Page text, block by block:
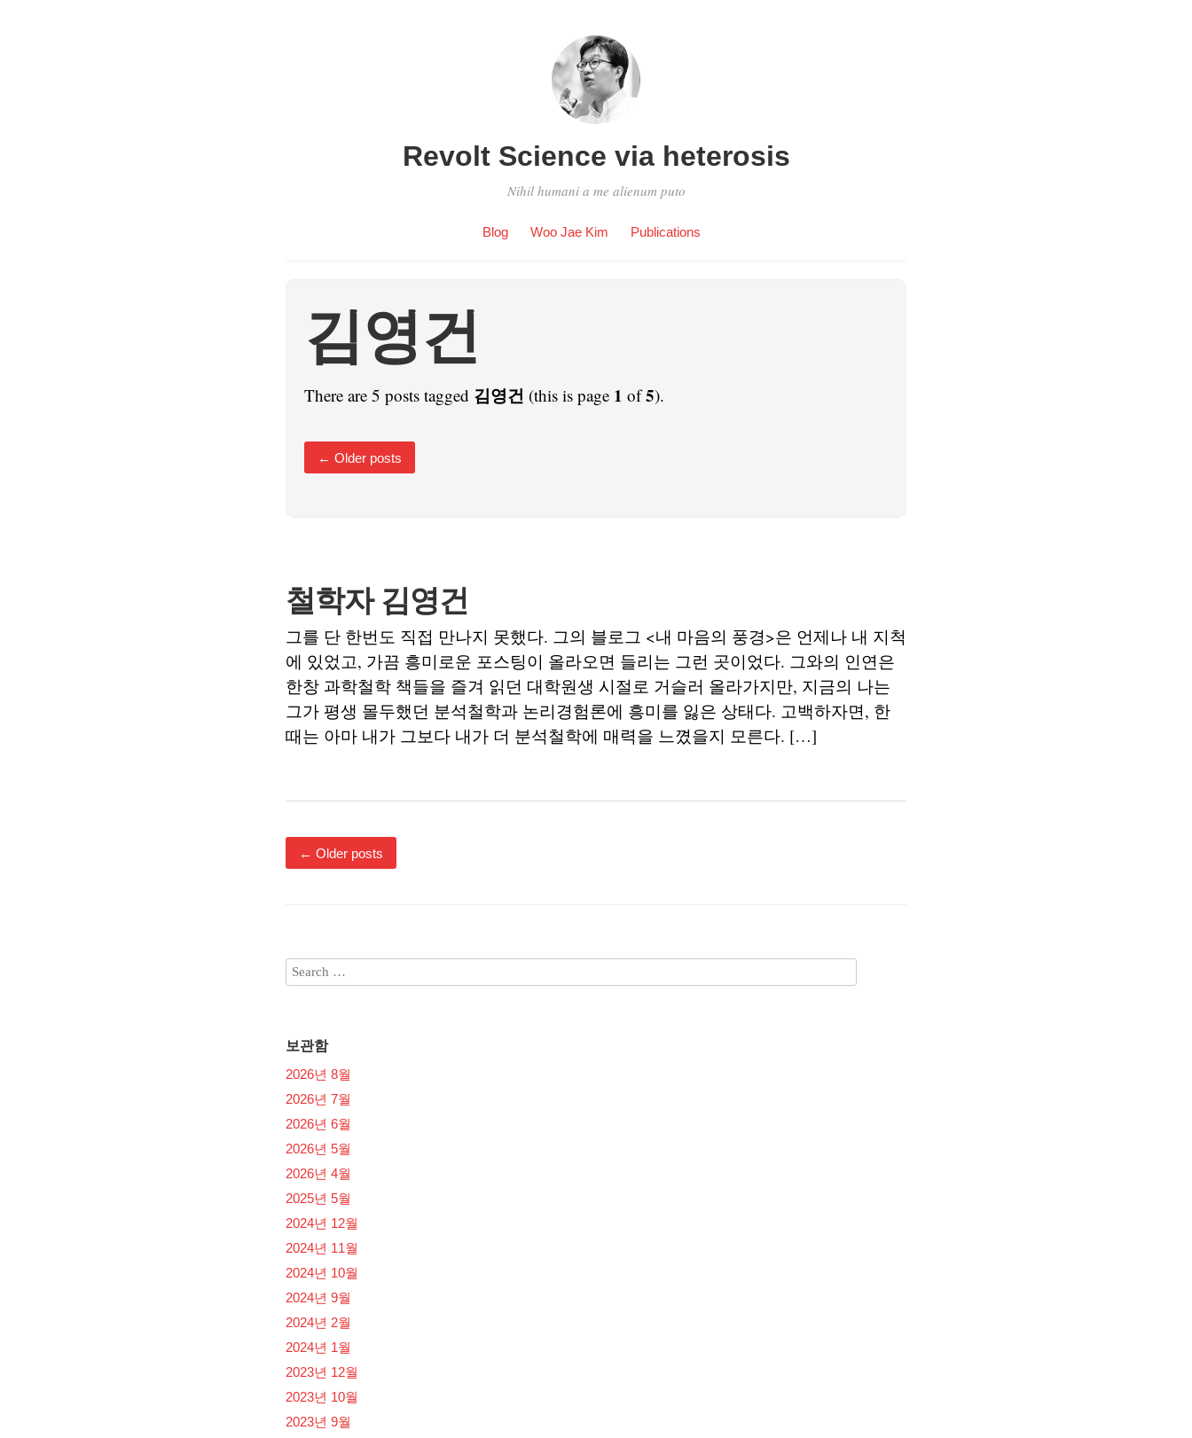
Revolt Science via heterosis
Nihil humani a me alienum puto
Blog Woo Jae Kim Publications
김영건
There are 5 posts tagged 김영건 (this is page 1 of5).
← Older posts
철학자 김영건
그를 단 한번도 직접 만나지 못했다. 그의 블로그 <내 마음의 풍경>은 언제나 내 지척
에 있었고, 가끔 흥미로운 포스팅이 올라오면 들리는 그런 곳이었다. 그와의 인연은
한창 과학철학 책들을 즐겨 읽던 대학원생 시절로 거슬러 올라가지만, 지금의 나는
그가 평생 몰두했던 분석철학과 논리경험론에 흥미를 잃은 상태다. 고백하자면, 한
때는 아마 내가 그보다 내가 더 분석철학에 매력을 느꼈을지 모른다. […]
← Older posts
보관함
2026년 8월
2026년 7월
2026년 6월
2026년 5월
2026년 4월
2025년 5월
2024년 12월
2024년 11월
2024년 10월
2024년 9월
2024년 2월
2024년 1월
2023년 12월
2023년 10월
2023년 9월